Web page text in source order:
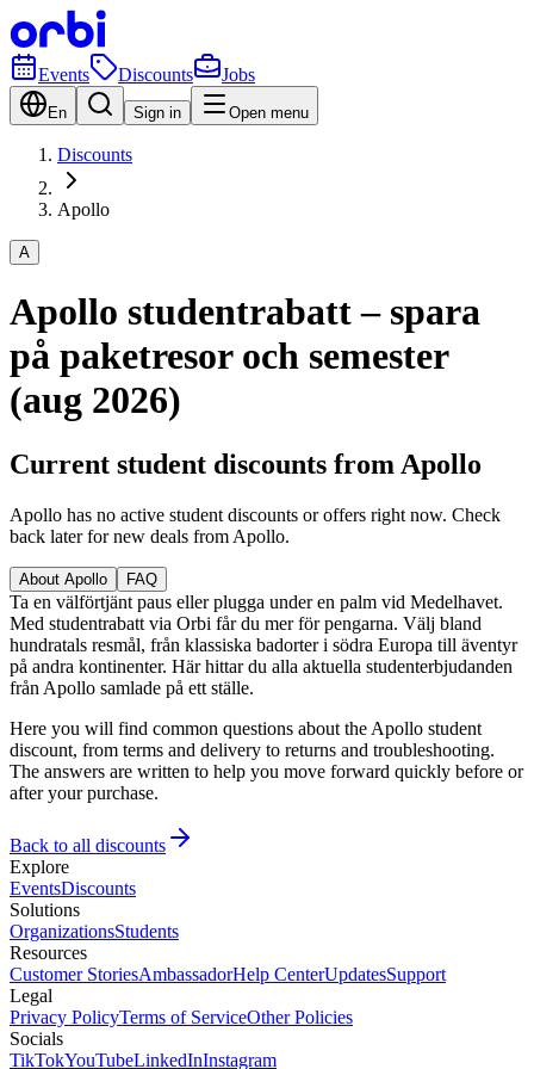
Events Discounts Jobs
En Sign in Open menu
Discounts
Apollo
A
Apollo studentrabatt – spara
på paketresor och semester
(aug 2026)
Current student discounts from Apollo
Apollo has no active student discounts or offers right now. Check
back later for new deals from Apollo.
About Apollo FAQ
Ta en välförtjänt paus eller plugga under en palm vid Medelhavet.
Med studentrabatt via Orbi får du mer för pengarna. Välj bland
hundratals resmål, från klassiska badorter i södra Europa till äventyr
på andra kontinenter. Här hittar du alla aktuella studenterbjudanden
från Apollo samlade på ett ställe.
Here you will find common questions about the Apollo student
discount, from terms and delivery to returns and troubleshooting.
The answers are written to help you move forward quickly before or
after your purchase.
Back to all discounts
Explore
EventsDiscounts
Solutions
OrganizationsStudents
Resources
Customer StoriesAmbassadorHelp CenterUpdatesSupport
Legal
Privacy PolicyTerms of ServiceOther Policies
Socials
TikTokYouTubeLinkedInInstagram